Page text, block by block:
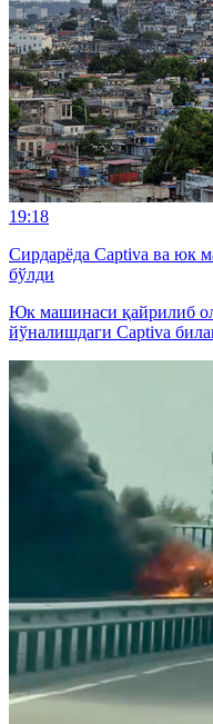
19:18
Сирдарёда Captiva ва юк
бўлди
Юк машинаси қайрилиб
йўналишдаги Captiva